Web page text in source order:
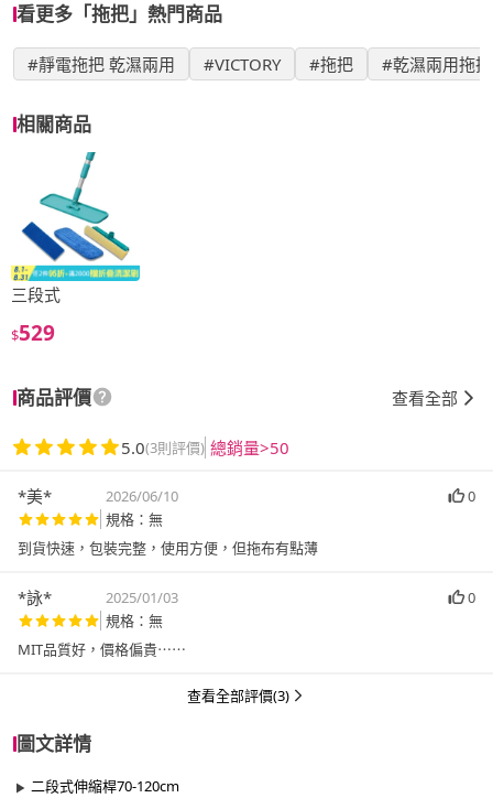
看更多「拖把」熱門商品
#靜電拖把 乾濕兩用 #VICTORY #拖把 #乾濕兩用拖把
相關商品
三段式
$529
商品評價 查看全部
5.0(3則評價) 總銷量>50
*美* 2026/06/10
0
規格：無
到貨快速，包裝完整，使用方便，但拖布有點薄
*詠* 2025/01/03
0
規格：無
MIT品質好，價格偏貴⋯⋯
查看全部評價(3)
圖文詳情
二段式伸縮桿70-120cm